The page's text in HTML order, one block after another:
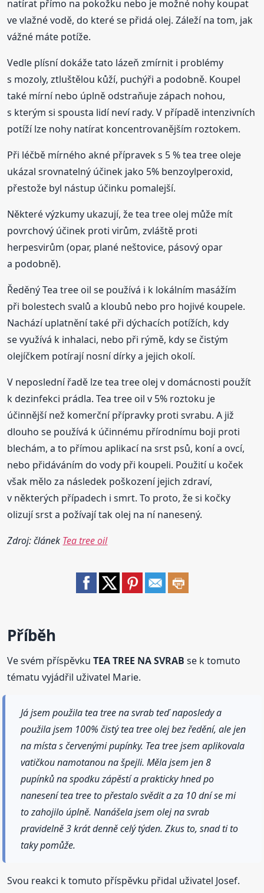
natírat přímo na pokožku nebo je možné nohy koupat
ve vlažné vodě, do které se přidá olej. Záleží na tom, jak
vážné máte potíže.
Vedle plísní dokáže tato lázeň zmírnit i problémy
s mozoly, ztluštělou kůží, puchýři a podobně. Koupel
také mírní nebo úplně odstraňuje zápach nohou,
s kterým si spousta lidí neví rady. V případě intenzivních
potíží lze nohy natírat koncentrovanějším roztokem.
Při léčbě mírného akné přípravek s 5 % tea tree oleje
ukázal srovnatelný účinek jako 5% benzoylperoxid,
přestože byl nástup účinku pomalejší.
Některé výzkumy ukazují, že tea tree olej může mít
povrchový účinek proti virům, zvláště proti
herpesvirům (opar, plané neštovice, pásový opar
a podobně).
Ředěný Tea tree oil se používá i k lokálním masážím
při bolestech svalů a kloubů nebo pro hojivé koupele.
Nachází uplatnění také při dýchacích potížích, kdy
se využívá k inhalaci, nebo při rýmě, kdy se čistým
olejíčkem potírají nosní dírky a jejich okolí.
V neposlední řadě lze tea tree olej v domácnosti použít
k dezinfekci prádla. Tea tree oil v 5% roztoku je
účinnější než komerční přípravky proti svrabu. A již
dlouho se používá k účinnému přírodnímu boji proti
blechám, a to přímou aplikací na srst psů, koní a ovcí,
nebo přidáváním do vody při koupeli. Použití u koček
však mělo za následek poškození jejich zdraví,
v některých případech i smrt. To proto, že si kočky
olizují srst a požívají tak olej na ní nanesený.
Zdroj: článek Tea tree oil
Příběh
Ve svém příspěvkuTEA TREE NA SVRAB se k tomuto
tématu vyjádřil uživatel Marie.
Já jsem použila tea tree na svrab teď naposledy a
použila jsem 100% čistý tea tree olej bez ředění, ale jen
na místa s červenými pupínky. Tea tree jsem aplikovala
vatičkou namotanou na špejli. Měla jsem jen 8
pupínků na spodku zápěstí a prakticky hned po
nanesení tea tree to přestalo svědit a za 10 dní se mi
to zahojilo úplně. Nanášela jsem olej na svrab
pravidelně 3 krát denně celý týden. Zkus to, snad ti to
taky pomůže.
Svou reakci k tomuto příspěvku přidal uživatel Josef.